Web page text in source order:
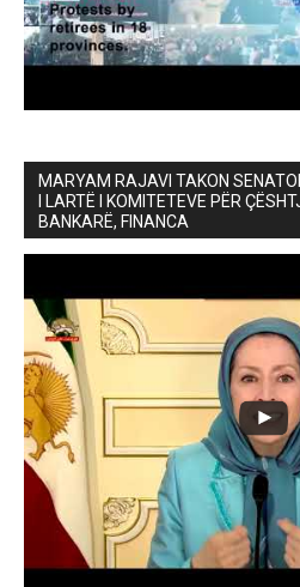
MARYAM RAJAVI TAKON
I LARTË I KOMITETEVE PËR
BANKARË, FINANCA